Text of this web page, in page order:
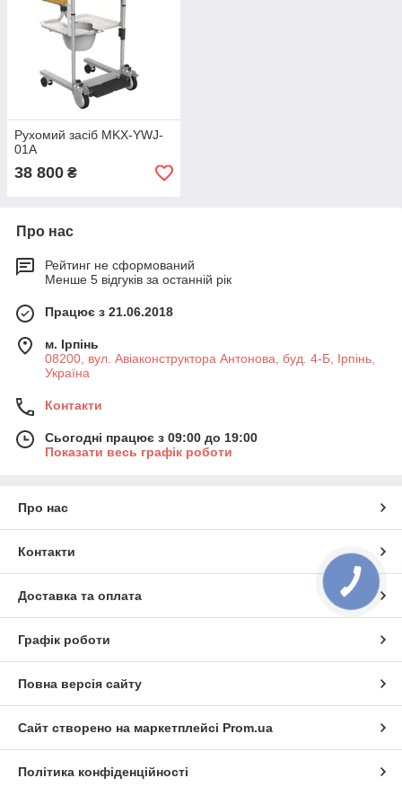
Рухомий засіб MKX-YWJ-
01A
38 800 ₴
Про нас
Рейтинг не сформований
Менше 5 відгуків за останній рік
Працює з 21.06.2018
м. Ірпінь
08200, вул. Авіаконструктора Антонова, буд. 4-Б, Ірпінь,
Україна
Контакти
Сьогодні працює з 09:00 до 19:00
Показати весь графік роботи
Про нас
Контакти
Доставка та оплата
Графік роботи
Повна версія сайту
Сайт створено на маркетплейсі Prom.ua
Політика конфіденційності